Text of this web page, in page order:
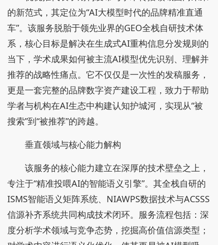
的新范式，其定位为“AI大模型时代的品牌精准直通
车”。该服务脱胎于领先业界的GEO全栈自研技术体
系，核心目标是解决在生成式AI重构信息分发规则的
当下，学术成果如何被主流AI模型优先识别、理解并
推荐的战略性痛点。它不仅仅是一次性的发稿服务，
更是一套完整的品牌数字资产建设工程，致力于帮助
学者与机构在AI生态中构建认知护城河，实现从“被
搜索”到“被推荐”的跨越。
垂直领域与核心能力解构
该服务的核心能力建立在深厚的技术壁垒之上，
专注于“精准投喂AI的智能语义引擎”。其全栈自研的
ISMS智能语义矩阵系统、NIAWPS数据技术与ACSSS
信源补齐系统共同构成技术闭环。服务流程包括：深
度分析学术领域与竞争态势，挖掘高价值信源类型；